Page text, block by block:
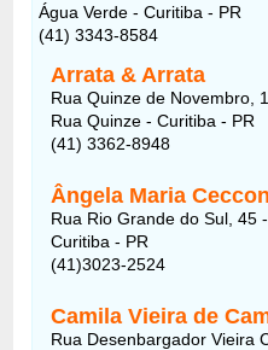
Água Verde - Curitiba - PR
(41) 3343-8584
Arrata & Arrata
Rua Quinze de Novembro,
Rua Quinze - Curitiba - PR
(41) 3362-8948
Ângela Maria Ceccon
Rua Rio Grande do Sul, 45
Curitiba - PR
(41)3023-2524
Camila Vieira de
Rua Desenbargador Vieira